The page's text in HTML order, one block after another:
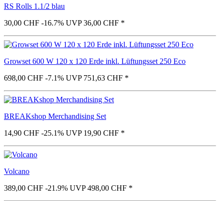
RS Rolls 1.1/2 blau
30,00 CHF -16.7% UVP 36,00 CHF *
Growset 600 W 120 x 120 Erde inkl. Lüftungsset 250 Eco
698,00 CHF -7.1% UVP 751,63 CHF *
BREAKshop Merchandising Set
14,90 CHF -25.1% UVP 19,90 CHF *
Volcano
389,00 CHF -21.9% UVP 498,00 CHF *